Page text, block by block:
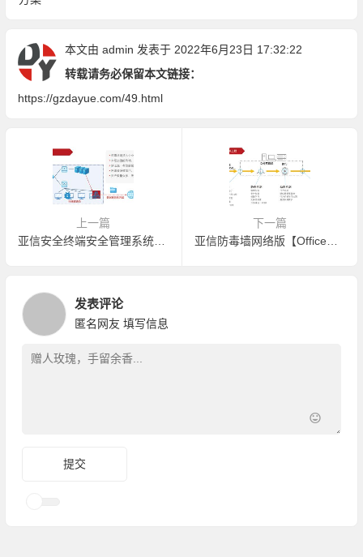
本文由 admin 发表于 2022年6月23日 17:32:22
转载请务必保留本文链接：
https://gzdayue.com/49.html
上一篇
亚信安全终端安全管理系统【TSM】
下一篇
发表评论
匿名网友 填写信息